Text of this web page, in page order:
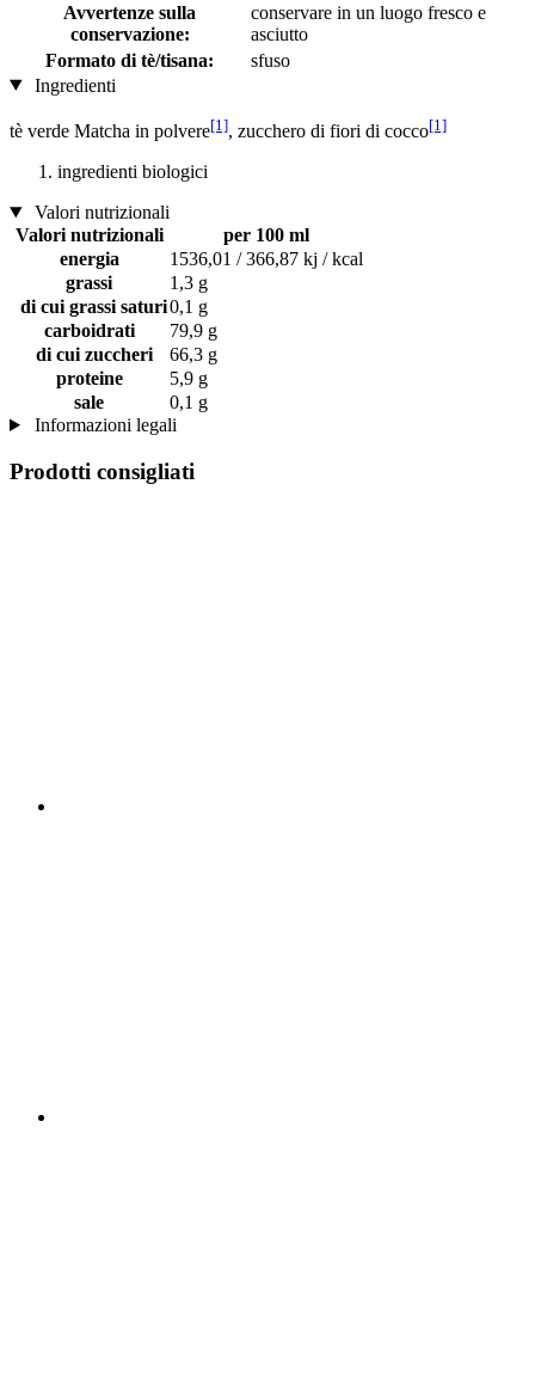
Avvertenze sulla
conservazione:
conservare in un luogo fresco e
asciutto
Formato di tè/tisana:
sfuso
Ingredienti
tè verde Matcha in polvere[1], zucchero di fiori di cocco[1]
ingredienti biologici
Valori nutrizionali
Valori nutrizionali
per 100 ml
energia
1536,01 / 366,87 kj / kcal
grassi
1,3 g
di cui grassi saturi0,1 g
carboidrati
79,9 g
di cui zuccheri
66,3 g
proteine
5,9 g
sale
0,1 g
Informazioni legali
Prodotti consigliati